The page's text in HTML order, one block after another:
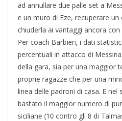
ad annullare due palle set a
e un muro di Eze, recuperare un
chiuderla ai vantaggi ancora con
Per coach Barbieri, i dati
percentuali in attacco di
della gara, sia per una maggior
proprie ragazze che per una
linea delle padroni di casa. E nel
bastato il maggior numero di
siciliane (10 contro gli 8 di